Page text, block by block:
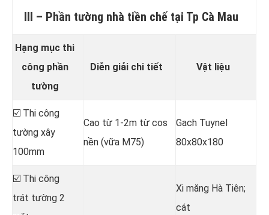
III – Phần tường nhà tiền chế tại Tp Cà Mau
Hạng mục thi
công phần
tường
Diễn giải chi tiết Vật liệu
☑️ Thi công
tường xây
100mm
Cao từ 1-2m từ cos
nền (vữa M75)
Gạch Tuynel
80x80x180
☑️ Thi công
trát tường 2
Xi măng Hà Tiên;
cát